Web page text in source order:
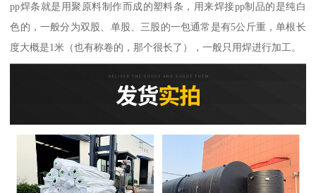
pp焊条就是用聚原料制作而成的塑料条，用来焊接pp制品的是纯白
色的，一般分为双股、单股、三股的一包通常是有5公斤重，单根长
度大概是1米（也有称卷的，那个很长了），一般只用焊进行加工。